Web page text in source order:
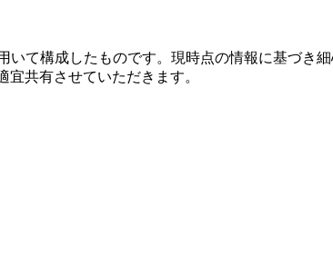
て構成したものです。現時点の情報に基づき
共有させていただきます。